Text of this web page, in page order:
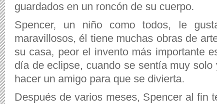
guardados en un roncón de su cuerpo.
Spencer, un niño como todos, le
maravillosos, él tiene muchas obras de
su casa, peor el invento más importante
día de eclipse, cuando se sentía muy
hacer un amigo para que se divierta.
Después de varios meses, Spencer al fin